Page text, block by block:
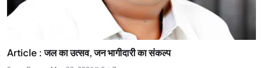
Article : जल का उत्सव, जन भागीदारी का संकल्प